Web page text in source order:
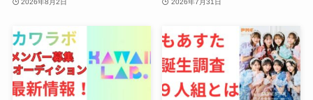
2026年8月2日 2026年7月31日